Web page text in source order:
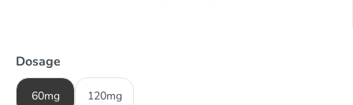
Dosage
60mg 120mg